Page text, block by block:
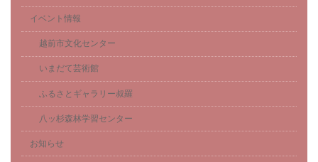
イベント情報
越前市文化センター
いまだて芸術館
ふるさとギャラリー叔羅
八ッ杉森林学習センター
お知らせ